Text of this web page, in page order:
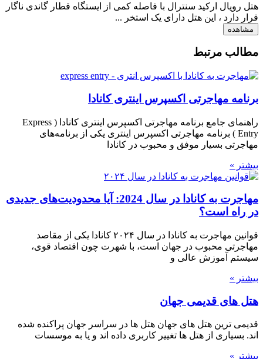
هتل رویال ارکید سنترال با فاصله کمی از ایستگاه قطار گاندی ناگار
قرار دارد ، این هتل دارای یک استخر ...
مشاهده
مطالب مرتبط
برنامه مهاجرتی اکسپرس اینتری کانادا
راهنمای جامع برنامه مهاجرتی اکسپرس اینتری کانادا ( Express
Entry ) برنامه مهاجرتی اکسپرس اینتری یکی از برنامه‌های
مهاجرتی بسیار موفق و محبوب در کانادا
بیشتر »
مهاجرت به کانادا در سال 2024: آیا محدودیت‌های جدیدی
در راه است؟
قوانین مهاجرت به کانادا در سال ۲۰۲۴ کانادا یکی از مقاصد
مهاجرتی محبوب در جهان است، با شهرت چون اقتصاد قوی،
سیستم آموزش عالی و
بیشتر »
هتل های قدیمی جهان
قدیمی ترین هتل های جهان هتل ها در سراسر جهان پراکنده شده
اند. بسیاری از هتل ها تغییر کاربری داده اند و یا به موسسات
بیشتر »